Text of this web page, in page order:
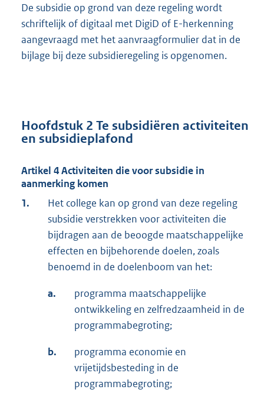
De subsidie op grond van deze regeling wordt
schriftelijk of digitaal met DigiD of E-herkenning
aangevraagd met het aanvraagformulier dat in de
bijlage bij deze subsidieregeling is opgenomen.
Hoofdstuk 2 Te subsidiëren activiteiten
en subsidieplafond
Artikel 4 Activiteiten die voor subsidie in
aanmerking komen
1.
Het college kan op grond van deze regeling
subsidie verstrekken voor activiteiten die
bijdragen aan de beoogde maatschappelijke
effecten en bijbehorende doelen, zoals
benoemd in de doelenboom van het:
a.
programma maatschappelijke
ontwikkeling en zelfredzaamheid in de
programmabegroting;
b.
programma economie en
vrijetijdsbesteding in de
programmabegroting;